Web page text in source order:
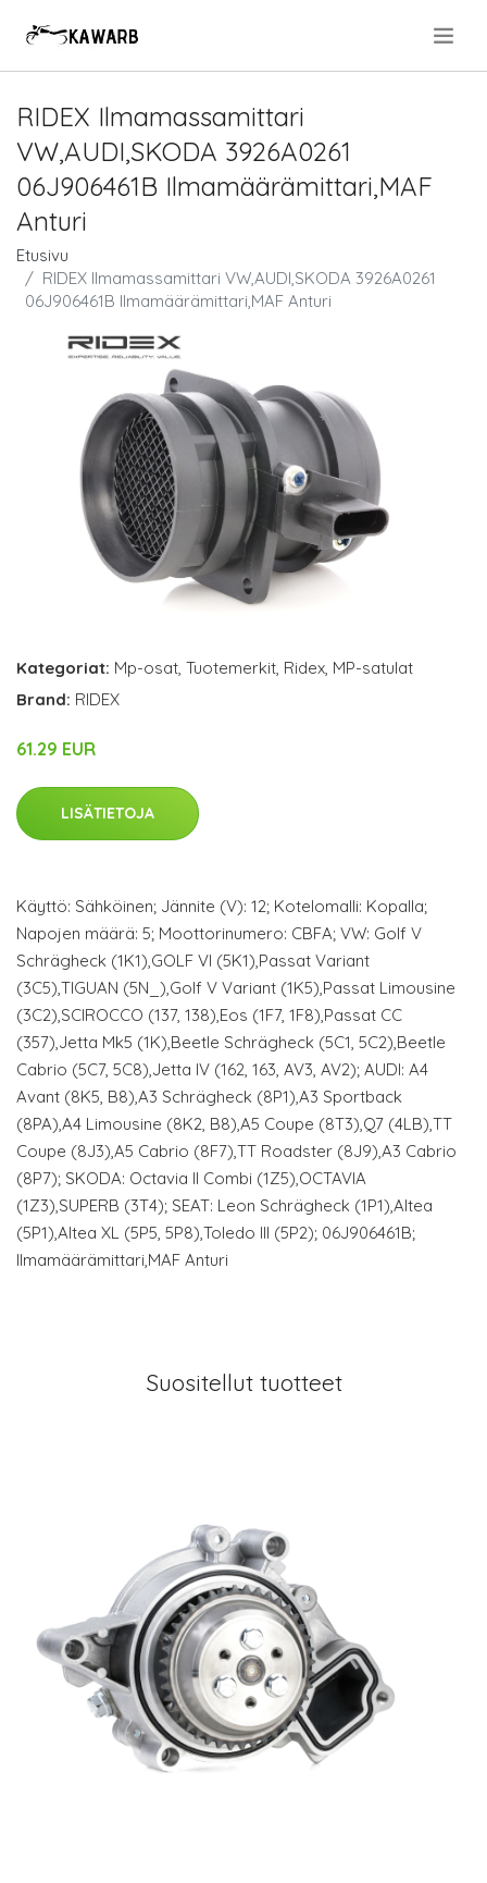
RIDEX Ilmamassamittari
VW,AUDI,SKODA 3926A0261
06J906461B Ilmamäärämittari,MAF
Anturi
Etusivu
RIDEX Ilmamassamittari VW,AUDI,SKODA 3926A0261
06J906461B Ilmamäärämittari,MAF Anturi
Kategoriat: Mp-osat Tuotemerkit Ridex MP-satulat
Brand: RIDEX
61.29 EUR
LISÄTIETOJA
Käyttö: Sähköinen; Jännite (V): 12; Kotelomalli: Kopalla;
Napojen määrä: 5; Moottorinumero: CBFA; VW: Golf V
Schrägheck (1K1),GOLF VI (5K1),Passat Variant
(3C5),TIGUAN (5N_),Golf V Variant (1K5),Passat Limousine
(3C2),SCIROCCO (137, 138),Eos (1F7, 1F8),Passat CC
(357),Jetta Mk5 (1K),Beetle Schrägheck (5C1, 5C2),Beetle
Cabrio (5C7, 5C8),Jetta IV (162, 163, AV3, AV2); AUDI: A4
Avant (8K5, B8),A3 Schrägheck (8P1),A3 Sportback
(8PA),A4 Limousine (8K2, B8),A5 Coupe (8T3),Q7 (4LB),TT
Coupe (8J3),A5 Cabrio (8F7),TT Roadster (8J9),A3 Cabrio
(8P7); SKODA: Octavia II Combi (1Z5),OCTAVIA
(1Z3),SUPERB (3T4); SEAT: Leon Schrägheck (1P1),Altea
(5P1),Altea XL (5P5, 5P8),Toledo III (5P2); 06J906461B;
Ilmamäärämittari,MAF Anturi
Suositellut tuotteet